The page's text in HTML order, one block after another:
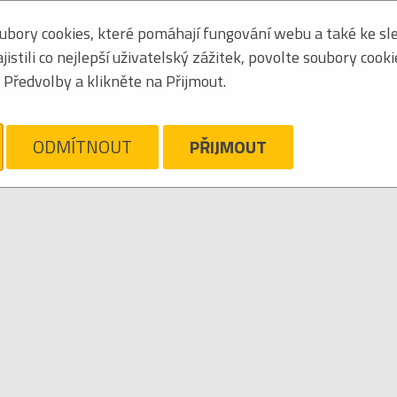
Zoradiť podľa: základné mená
výpis
ľúto, ale pre daný žáner/kategóriu nie sú v katalógu žiadne položky.
cookies, které pomáhají fungování webu a také ke
co nejlepší uživatelský zážitek, povolte soubory
a klikněte na Přijmout.
ODMÍTNOUT PŘIJMOUT